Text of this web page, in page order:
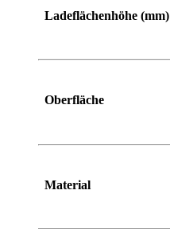
Ladeflächenhöhe (mm)
Oberfläche
Material